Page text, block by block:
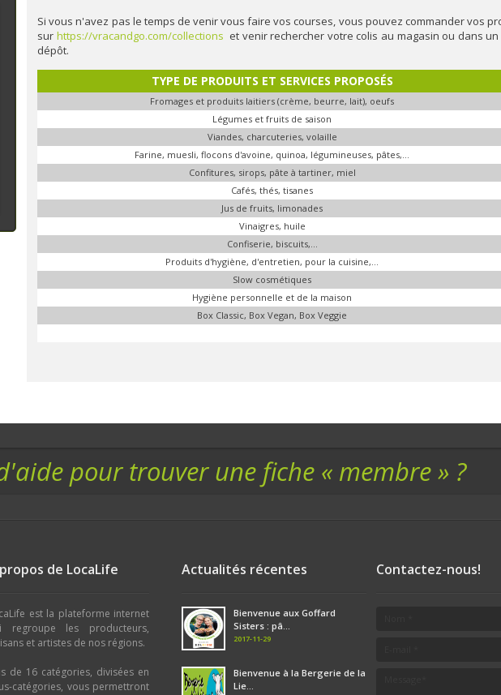
Si vous n'avez pas le temps de venir vous faire vos courses, vous pouvez commander vos
sur https://vracandgo.com/collections et venir rechercher votre colis au magasin ou dans
dépôt.
TYPE DE PRODUITS ET SERVICES PROPOSÉS
Fromages et produits laitiers (crème, beurre, lait), oeufs
Légumes et fruits de saison
Viandes, charcuteries, volaille
Farine, muesli, flocons d'avoine, quinoa, légumineuses, pâtes,...
Confitures, sirops, pâte à tartiner, miel
Cafés, thés, tisanes
Jus de fruits, limonades
Vinaigres, huile
Confiserie, biscuits,...
Produits d'hygiène, d'entretien, pour la cuisine,...
Slow cosmétiques
Hygiène personnelle et de la maison
Box Classic, Box Vegan, Box Veggie
pour trouver une fiche « membre » ?
de LocaLife
est la plateforme internet
regroupe les producteurs,
et artistes de nos régions.
de 16 catégories, divisées en
catégories, vous permettront
Actualités récentes
Bienvenue aux Goffard
Sisters : pâ...
2017-11-29
Bienvenue à la Bergerie de la
Lie...
Contactez-nous!